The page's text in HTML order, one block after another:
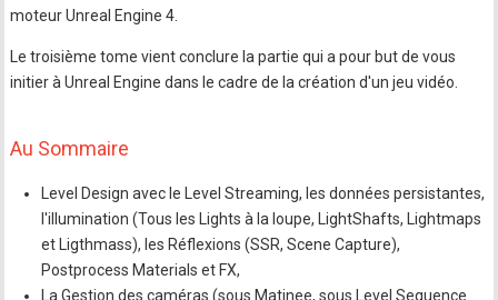
moteur Unreal Engine 4.
Le troisième tome vient conclure la partie qui a pour but de vous
initier à Unreal Engine dans le cadre de la création d'un jeu vidéo.
Au Sommaire
Level Design avec le Level Streaming, les données persistantes,
l'illumination (Tous les Lights à la loupe, LightShafts, Lightmaps
et Ligthmass), les Réflexions (SSR, Scene Capture),
Postprocess Materials et FX,
La Gestion des caméras (sous Matinee, sous Level Sequence